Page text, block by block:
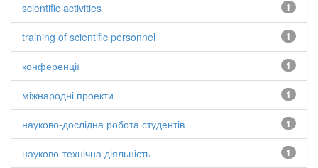
1
scientific activities
1
training of scientific personnel
1
конференції
1
міжнародні проекти
1
науково-дослідна робота студентів
1
науково-технічна діяльність